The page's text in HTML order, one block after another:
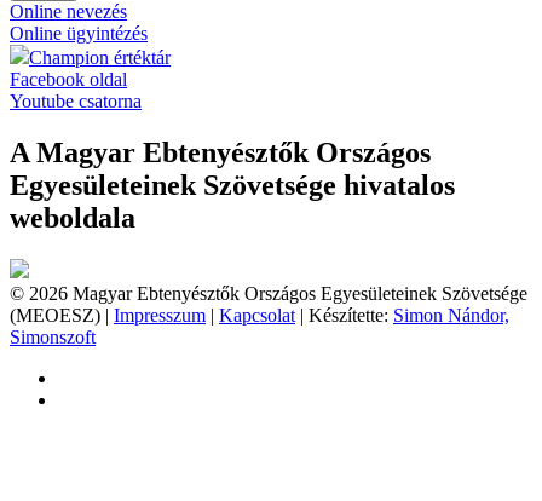
Online nevezés
Online ügyintézés
Champion értéktár
Facebook oldal
Youtube csatorna
A Magyar Ebtenyésztők Országos
Egyesületeinek Szövetsége hivatalos
weboldala
© 2026 Magyar Ebtenyésztők Országos Egyesületeinek Szövetsége
(MEOESZ) | Impresszum | Kapcsolat | Készítette: Simon Nándor,
Simonszoft